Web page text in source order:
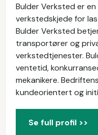
Bulder Verksted er
verkstedskjede for
Bulder Verksted
transportører og
verkstedtjenester.
ventetid,
mekanikere.
kundeorientert og
Se full profil >>